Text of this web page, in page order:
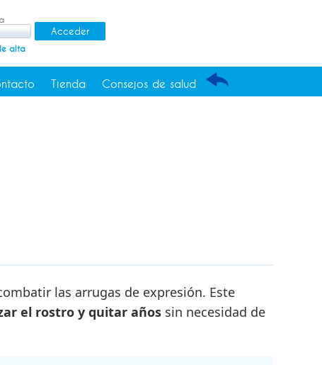
alta
Tienda Consejos de salud
las arrugas de expresión. Este
el rostro y quitar años sin necesidad de